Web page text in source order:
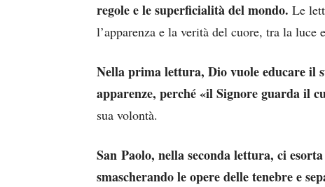
regole e le superficialità del mondo. Le
l’apparenza e la verità del cuore, tra la
Nella prima lettura, Dio vuole educare il
apparenze, perché «il Signore guarda il
sua volontà.
San Paolo, nella seconda lettura, ci
smascherando le opere delle tenebre e